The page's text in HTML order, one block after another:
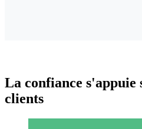
La confiance s'appuie
clients